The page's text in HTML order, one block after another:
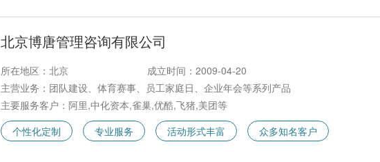
北京博唐管理咨询有限公司
所在地区：北京
成立时间：2009-04-20
主营业务：团队建设、体育赛事、员工家庭日、企业年会等系列产品
主要服务客户：阿里,中化资本,雀巢,优酷,飞猪,美团等
个性化定制
专业服务 活动形式丰富 众多知名客户